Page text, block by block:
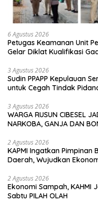
6 Agustus 2026
Petugas Keamanan Unit
Gelar Diklat Kualifikasi
Jaya*
3 Agustus 2026
Sudin PPAPP Kepulauan
untuk Cegah Tindak
3 Agustus 2026
WARGA RUSUN CIBESEL
NARKOBA, GANJA DAN
2 Agustus 2026
KAPMI Ingatkan Pimpinan
Daerah, Wujudkan
2 Agustus 2026
Ekonomi Sampah, KAHMI
Sabtu PILAH OLAH